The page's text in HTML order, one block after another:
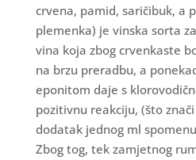
crvena, pamid, saričibuk, a
plemenka) je vinska sorta
vina koja zbog crvenkaste
na brzu preradbu, a
eponitom daje s
pozitivnu reakciju, (što
dodatak jednog ml
Zbog tog, tek zamjetnog